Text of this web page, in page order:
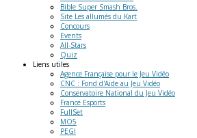
Bible Super Smash Bros.
Site Les allumés du Kart
Concours
Events
All-Stars
Quiz
Liens utiles
Agence Française pour le Jeu Vidéo
CNC : Fond d'Aide au Jeu Vidéo
Conservatoire National du Jeu Vidéo
France Esports
FullSet
MO5
PEGI